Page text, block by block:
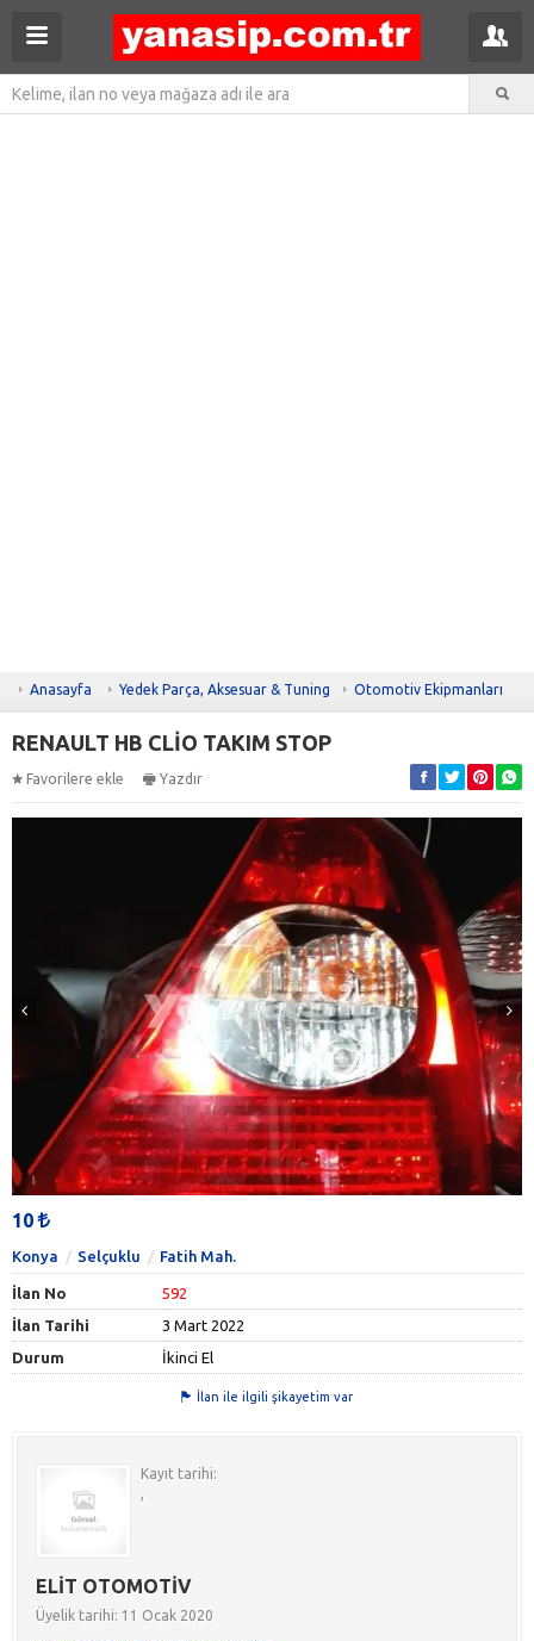
Anasayfa Yedek Parça, Aksesuar & Tuning Otomotiv Ekipmanları
RENAULT HB CLİO TAKIM STOP
Favorilere ekle Yazdır
10
Konya Selçuklu Fatih Mah.
İlan No
592
İlan Tarihi
3 Mart 2022
Durum
İkinci El
İlan ile ilgili şikayetim var
Kayıt tarihi:
,
ELİT OTOMOTİV
Üyelik tarihi: 11 Ocak 2020